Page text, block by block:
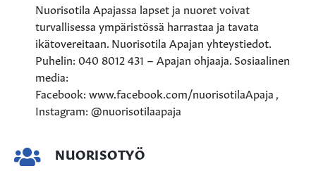
Nuorisotila Apajassa lapset ja nuoret voivat
turvallisessa ympäristössä harrastaa ja tavata
ikätovereitaan. Nuorisotila Apajan yhteystiedot.
Puhelin: 040 8012 431 – Apajan ohjaaja. Sosiaalinen
media:
Facebook: www.facebook.com/nuorisotilaApaja ,
Instagram: @nuorisotilaapaja
NUORISOTYÖ